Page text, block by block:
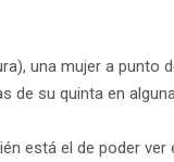
una mujer a punto
de su quinta en
está el de poder